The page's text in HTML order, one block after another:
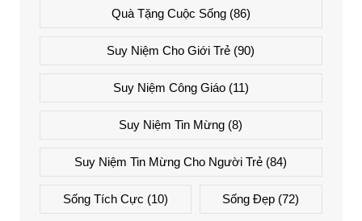
Quà Tặng Cuộc Sống(86)
Suy Niệm Cho Giới Trẻ (90)
Suy Niệm Công Giáo(11)
Suy Niệm Tin Mừng (8)
Suy Niệm Tin Mừng Cho Người Trẻ (84)
Sống Tích Cực (10) Sống Đẹp (72)